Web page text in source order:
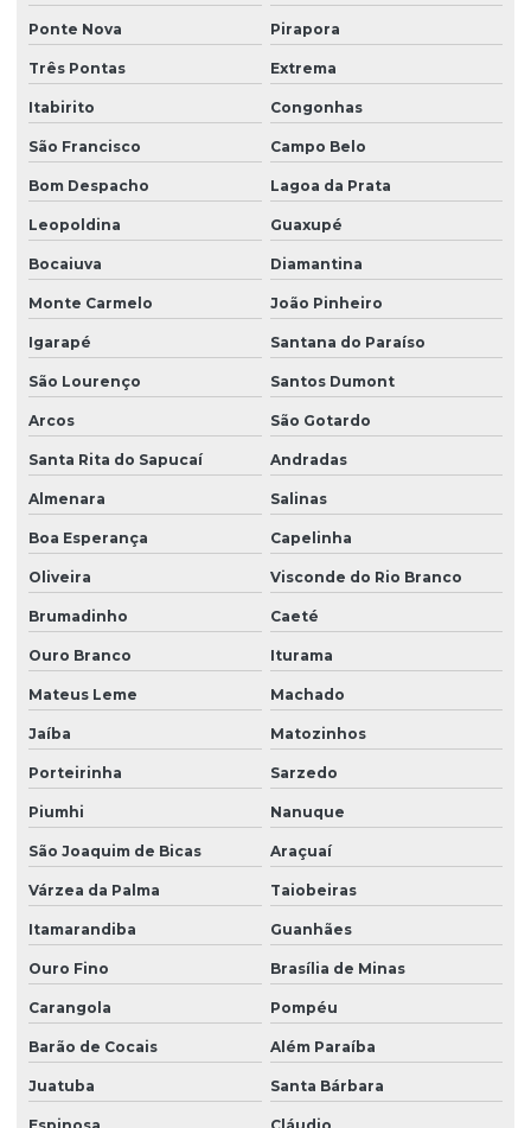
Sistema de filtragem para poço artesiano
Sistema de filtragem para poço preço
Sistema de osmose reversa para hospitais
Sistema de osmose reversa industrial
Sistema de osmose reversa para residências
Sistema de purificação para indústria farmacêutica
Sistema de remoção de cálcio e manganês
Sistema de tratamento de agua de poço
Solução para água de poço
Soluções para tratar água de poço
Tratamento de água de poço
Troca de material filtrante
Venda de filtro para poço
Venda de filtro com retrolavagem
Ponte Nova Pirapora
Três Pontas Extrema
Itabirito Congonhas
São Francisco Campo Belo
Bom Despacho Lagoa da Prata
Leopoldina Guaxupé
Bocaiuva Diamantina
Monte Carmelo João Pinheiro
Igarapé Santana do Paraíso
São Lourenço Santos Dumont
Arcos São Gotardo
Santa Rita do Sapucaí Andradas
Almenara Salinas
Boa Esperança Capelinha
Oliveira Visconde do Rio Branco
Brumadinho Caeté
Ouro Branco Iturama
Mateus Leme Machado
Jaíba Matozinhos
Porteirinha Sarzedo
Piumhi Nanuque
São Joaquim de Bicas Araçuaí
Várzea da Palma Taiobeiras
Itamarandiba Guanhães
Ouro Fino Brasília de Minas
Carangola Pompéu
Barão de Cocais Além Paraíba
Juatuba Santa Bárbara